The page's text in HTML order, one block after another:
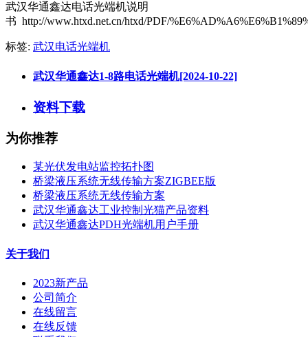
武汉华通鑫达电话光端机说明
书 http://www.htxd.net.cn/htxd/PDF/
标签: 武汉电话光端机
武汉华通鑫达1-8路电话光端机[2024-10-22]
资料下载
为你推荐
某光伏发电站监控拓扑图
桥梁液压系统无线传输方案ZIGBEE版
桥梁液压系统无线传输方案
武汉华通鑫达工业控制光猫产品资料
武汉华通鑫达PDH光端机用户手册
关于我们
2023新产品
公司简介
在线留言
在线反馈